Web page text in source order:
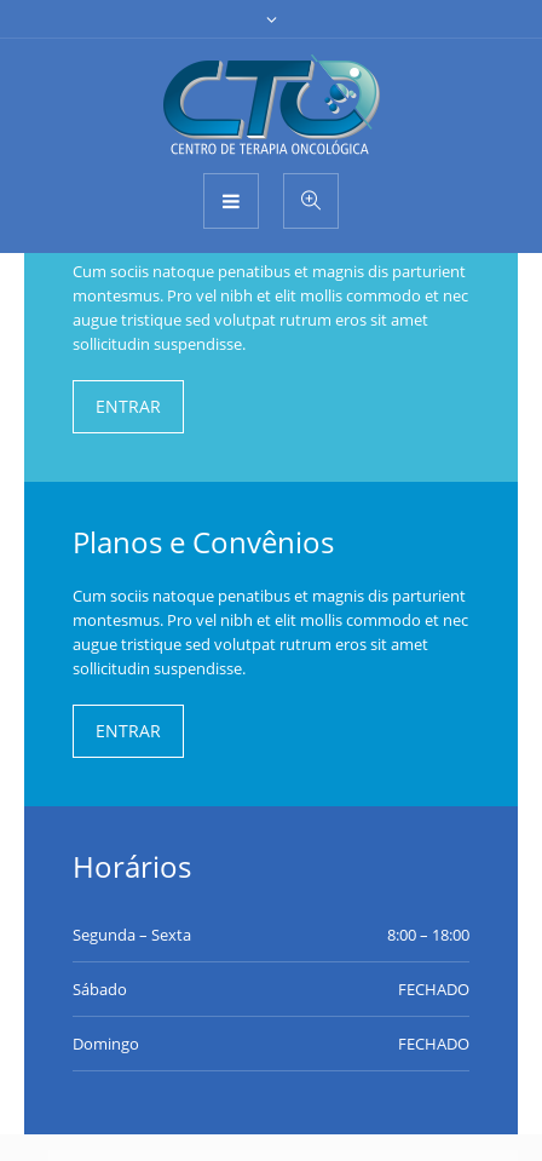
Nosso Atendimento
Cum sociis natoque penatibus et magnis dis parturient
montesmus. Pro vel nibh et elit mollis commodo et nec
augue tristique sed volutpat rutrum eros sit amet
sollicitudin suspendisse.
ENTRAR
Planos e Convênios
Cum sociis natoque penatibus et magnis dis parturient
montesmus. Pro vel nibh et elit mollis commodo et nec
augue tristique sed volutpat rutrum eros sit amet
sollicitudin suspendisse.
ENTRAR
Horários
Segunda – Sexta 8:00 – 18:00
Sábado FECHADO
Domingo FECHADO